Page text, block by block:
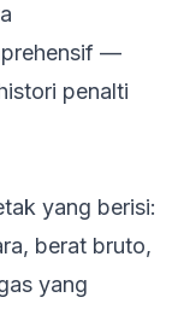
—
penalti
yang berisi:
berat bruto,
yang